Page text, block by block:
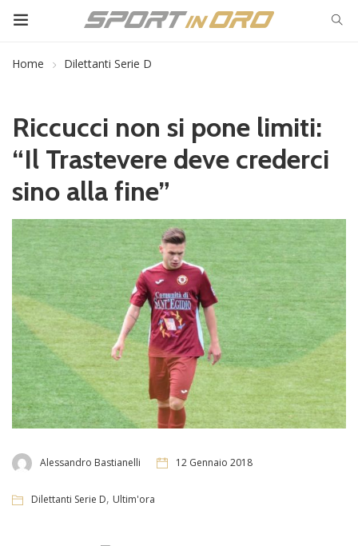
Home Dilettanti Serie D
Riccucci non si pone limiti:
“Il Trastevere deve crederci
sino alla fine”
Alessandro Bastianelli 12 Gennaio 2018
Dilettanti Serie D, Ultim'ora